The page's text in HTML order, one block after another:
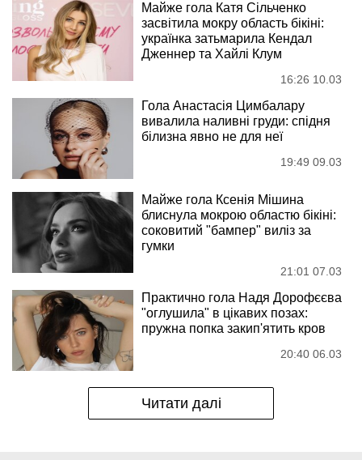
Майже гола Катя Сільченко
засвітила мокру область бікіні:
українка затьмарила Кендал
Дженнер та Хайлі Клум
16:26 10.03
Гола Анастасія Цимбалару
вивалила наливні груди: спідня
білизна явно не для неї
19:49 09.03
Майже гола Ксенія Мішина
блиснула мокрою областю бікіні:
соковитий "бампер" виліз за
гумки
21:01 07.03
Практично гола Надя Дорофєєва
"оглушила" в цікавих позах:
пружна попка закип'ятить кров
20:40 06.03
Читати далі